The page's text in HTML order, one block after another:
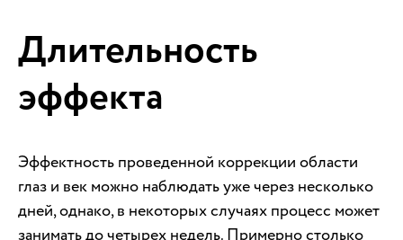
Длительность
эффекта
Эффектность проведенной коррекции области
глаз и век можно наблюдать уже через несколько
дней, однако, в некоторых случаях процесс может
занимать до четырех недель. Примерно столько